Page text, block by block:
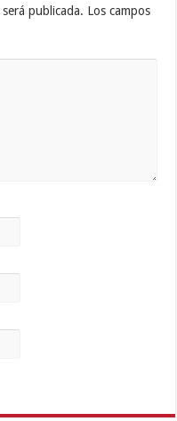
publicada. Los campos